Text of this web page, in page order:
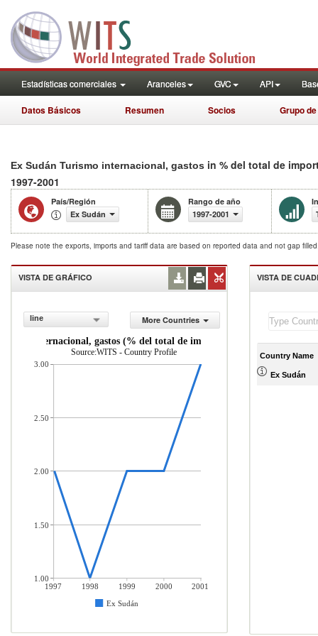
Estadísticas comerciales Aranceles GVC API
Datos Básicos Resumen Socios Grupo
Ex Sudán Turismo internacional, gastos in % del total de
1997-2001
País/Región
Ex Sudán
Rango de año
1997-2001
Please note the exports, imports and tariff data are based on reported data and not gap
VISTA DE GRÁFICO
line
More Countries
internacional, gastos (% del total de importaciones)
Source:WITS - Country Profile
1997 1998 1999 2000
2001
Ex Sudán
3.00
2.50
2.00
1.50
1.00
VISTA DE
Country Name
Ex Sudán